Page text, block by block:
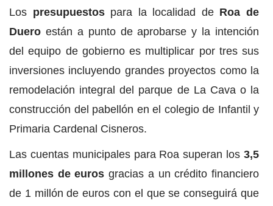
Los presupuestospara la localidad deRoa de
Duero están a punto de aprobarse y la intención
del equipo de gobierno es multiplicar por tres sus
inversiones incluyendo grandes proyectos como la
remodelación integral del parque de La Cava o la
construcción del pabellón en el colegio de Infantil y
Primaria Cardenal Cisneros.
Las cuentas municipales para Roa superan los 3,5
millones de euros gracias a un crédito financiero
de 1 millón de euros con el que se conseguirá que